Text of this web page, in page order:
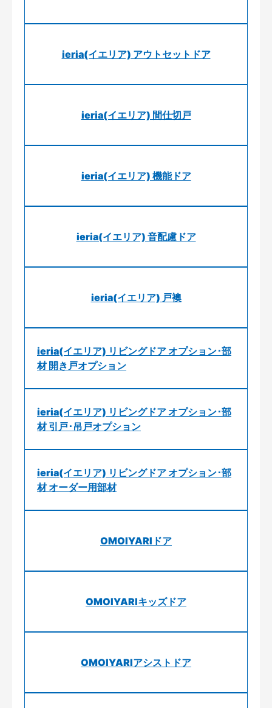
ieria(イエリア) アウトセットドア
ieria(イエリア) 間仕切戸
ieria(イエリア) 機能ドア
ieria(イエリア) 音配慮ドア
ieria(イエリア) 戸襖
ieria(イエリア) リビングドア オプション･部
材 開き戸オプション
ieria(イエリア) リビングドア オプション･部
材 引戸･吊戸オプション
ieria(イエリア) リビングドア オプション･部
材 オーダー用部材
OMOIYARIドア
OMOIYARIキッズドア
OMOIYARIアシストドア